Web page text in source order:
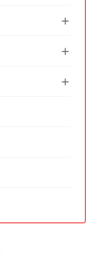


